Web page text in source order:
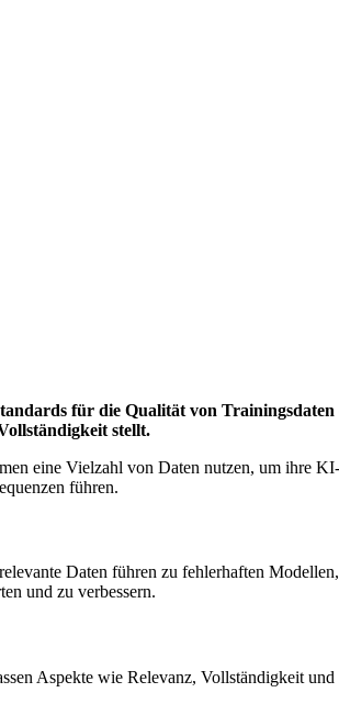
für die Qualität von
stellt.
eine Vielzahl von Daten nutzen, um ihre
führen.
Daten führen zu fehlerhaften
und zu verbessern.
Aspekte wie Relevanz, Vollständigkeit